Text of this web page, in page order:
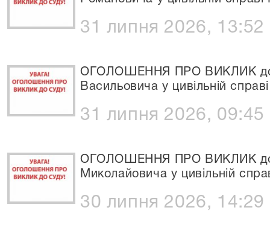
31 липня 2026, 13:52
ОГОЛОШЕННЯ ПРО ВИКЛИК до
Васильовича у цивільній
31 липня 2026, 09:45
ОГОЛОШЕННЯ ПРО ВИКЛИК до
Миколайовича у цивільній
30 липня 2026, 14:29